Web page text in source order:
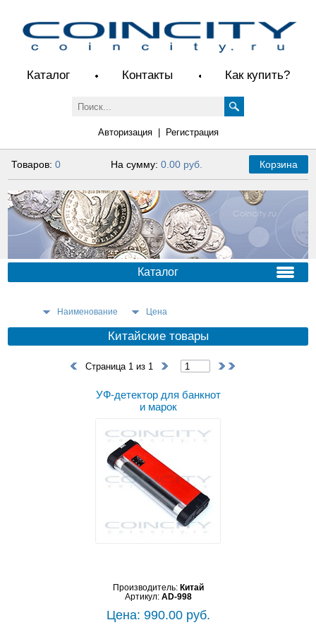
Каталог Контакты Как купить?
Авторизация| Регистрация
Товаров:0 На сумму: 0.00 руб. Корзина
Каталог
Наименование Цена
Китайские товары
Страница 1 из 1
УФ-детектор для банкнот
и марок
Производитель: Китай
Артикул: AD-998
Цена: 990.00 руб.